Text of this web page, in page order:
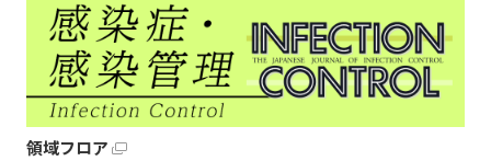
領域フロア